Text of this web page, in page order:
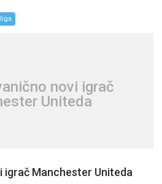
novi igrač
Uniteda
igrač Manchester Uniteda